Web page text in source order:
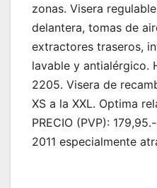
zonas. Visera
delantera, tomas de
extractores traseros,
lavable y antialérgico.
2205. Visera de
XS a la XXL. Optima
PRECIO (PVP):
2011 especialmente